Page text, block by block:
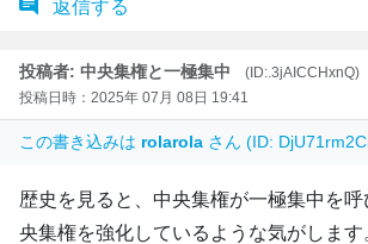
返信する
投稿者: 中央集権と一極集中
(ID:.3jAICCHxnQ)
投稿日時：2025年 07月 08日 19:41
この書き込みは rolarola さん (ID:
歴史を見ると、中央集権が一極集中を
央集権を強化しているような気がしま